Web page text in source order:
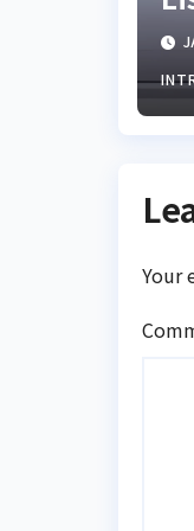
Your